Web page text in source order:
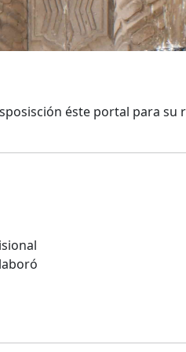
éste portal para